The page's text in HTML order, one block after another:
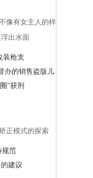
像有女主人的样
出水面
装枪支
办的销售盗版儿
”获刑
正模式的探索
规范
建议